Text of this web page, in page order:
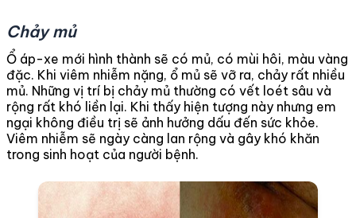
Chảy mủ
Ổ áp-xe mới hình thành sẽ có mủ, có mùi hôi, màu vàng
đặc. Khi viêm nhiễm nặng, ổ mủ sẽ vỡ ra, chảy rất nhiều
mủ. Những vị trí bị chảy mủ thường có vết loét sâu và
rộng rất khó liền lại. Khi thấy hiện tượng này nhưng em
ngại không điều trị sẽ ảnh hưởng dấu đến sức khỏe.
Viêm nhiễm sẽ ngày càng lan rộng và gây khó khăn
trong sinh hoạt của người bệnh.